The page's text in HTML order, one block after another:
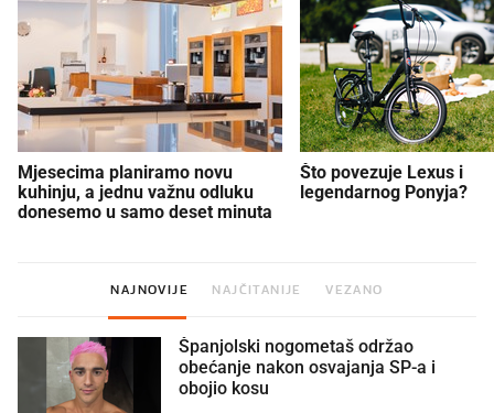
Mjesecima planiramo novu
kuhinju, a jednu važnu odluku
donesemo u samo deset minuta
Što povezuje Lexus i
legendarnog Ponyja?
NAJNOVIJE NAJČITANIJE VEZANO
Španjolski nogometaš održao
obećanje nakon osvajanja SP-a i
obojio kosu